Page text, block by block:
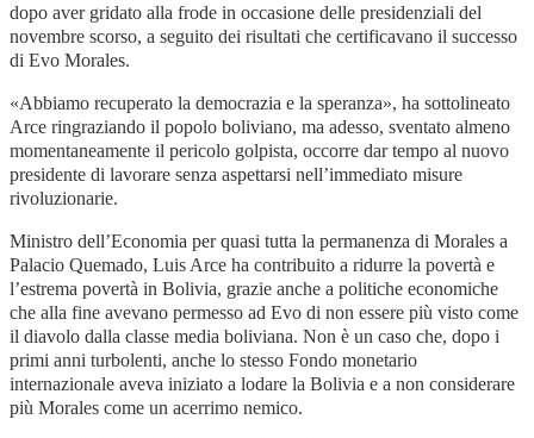
dopo aver gridato alla frode in occasione delle presidenziali del
novembre scorso, a seguito dei risultati che certificavano il successo
di Evo Morales.
«Abbiamo recuperato la democrazia e la speranza», ha sottolineato
Arce ringraziando il popolo boliviano, ma adesso, sventato almeno
momentaneamente il pericolo golpista, occorre dar tempo al nuovo
presidente di lavorare senza aspettarsi nell’immediato misure
rivoluzionarie.
Ministro dell’Economia per quasi tutta la permanenza di Morales a
Palacio Quemado, Luis Arce ha contribuito a ridurre la povertà e
l’estrema povertà in Bolivia, grazie anche a politiche economiche
che alla fine avevano permesso ad Evo di non essere più visto come
il diavolo dalla classe media boliviana. Non è un caso che, dopo i
primi anni turbolenti, anche lo stesso Fondo monetario
internazionale aveva iniziato a lodare la Bolivia e a non considerare
più Morales come un acerrimo nemico.